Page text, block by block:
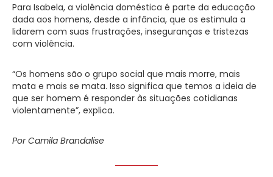
Para Isabela, a violência doméstica é parte da educação
dada aos homens, desde a infância, que os estimula a
lidarem com suas frustrações, inseguranças e tristezas
com violência.
“Os homens são o grupo social que mais morre, mais
mata e mais se mata. Isso significa que temos a ideia de
que ser homem é responder às situações cotidianas
violentamente”, explica.
Por Camila Brandalise